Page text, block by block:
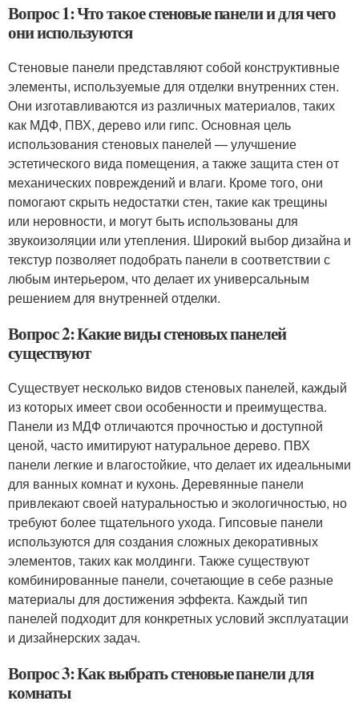
Вопрос 1: Что такое стеновые панели и для чего
они используются
Стеновые панели представляют собой конструктивные
элементы, используемые для отделки внутренних стен.
Они изготавливаются из различных материалов, таких
как МДФ, ПВХ, дерево или гипс. Основная цель
использования стеновых панелей — улучшение
эстетического вида помещения, а также защита стен от
механических повреждений и влаги. Кроме того, они
помогают скрыть недостатки стен, такие как трещины
или неровности, и могут быть использованы для
звукоизоляции или утепления. Широкий выбор дизайна и
текстур позволяет подобрать панели в соответствии с
любым интерьером, что делает их универсальным
решением для внутренней отделки.
Вопрос 2: Какие виды стеновых панелей
существуют
Существует несколько видов стеновых панелей, каждый
из которых имеет свои особенности и преимущества.
Панели из МДФ отличаются прочностью и доступной
ценой, часто имитируют натуральное дерево. ПВХ
панели легкие и влагостойкие, что делает их идеальными
для ванных комнат и кухонь. Деревянные панели
привлекают своей натуральностью и экологичностью, но
требуют более тщательного ухода. Гипсовые панели
используются для создания сложных декоративных
элементов, таких как молдинги. Также существуют
комбинированные панели, сочетающие в себе разные
материалы для достижения эффекта. Каждый тип
панелей подходит для конкретных условий эксплуатации
и дизайнерских задач.
Вопрос 3: Как выбрать стеновые панели для
комнаты